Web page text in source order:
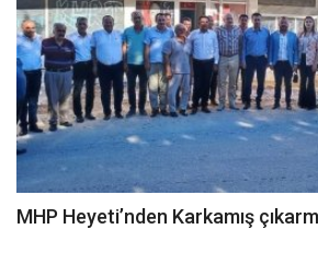
Gazete
Asayiş
Ulusalhaber
Siyaset
MHP Heyeti’nden Karkamış